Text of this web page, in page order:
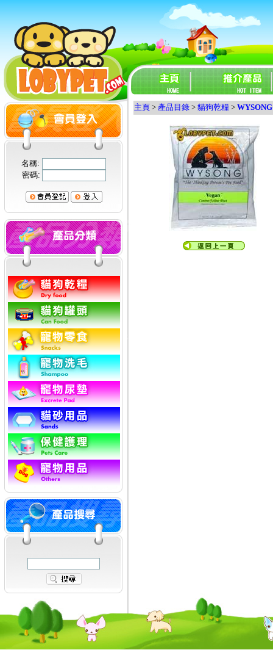
名稱:
密碼:
主頁 > 產品目錄 > 貓狗乾糧 > WYSONG